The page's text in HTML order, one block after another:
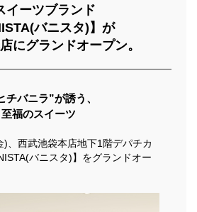
イーツブランド
バニスタ)】が
にグランドオープン。
チバニラ”が誘う、
至福のスイーツ
、西武池袋本店地下1階デパチカ
バニスタ)】をグランドオー